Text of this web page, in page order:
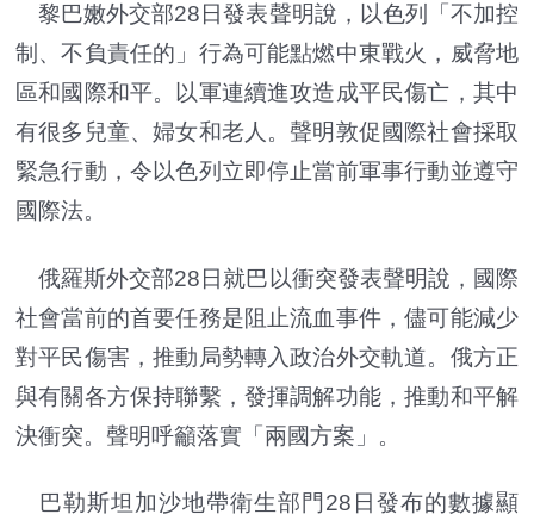
黎巴嫩外交部28日發表聲明說，以色列「不加控
制、不負責任的」行為可能點燃中東戰火，威脅地
區和國際和平。以軍連續進攻造成平民傷亡，其中
有很多兒童、婦女和老人。聲明敦促國際社會採取
緊急行動，令以色列立即停止當前軍事行動並遵守
國際法。
俄羅斯外交部28日就巴以衝突發表聲明說，國際
社會當前的首要任務是阻止流血事件，儘可能減少
對平民傷害，推動局勢轉入政治外交軌道。俄方正
與有關各方保持聯繫，發揮調解功能，推動和平解
決衝突。聲明呼籲落實「兩國方案」。
巴勒斯坦加沙地帶衛生部門28日發布的數據顯